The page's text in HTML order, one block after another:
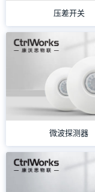
压差开关
微波探测器